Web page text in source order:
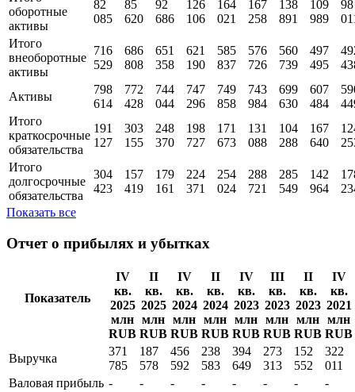
оборотные
активы
82
085
85
620
92
686
126
106
164
021
167
258
138
891
109
989
98
Итого
внеоборотные
активы
716
529
686
808
651
358
621
190
585
837
576
726
560
739
497
495
Активы
798
614
772
428
744
044
747
296
749
858
743
984
699
630
607
484
Итого
краткосрочные
обязательства
191
127
303
155
248
370
198
727
171
673
131
088
104
288
167
640
Итого
долгосрочные
обязательства
304
423
157
419
179
161
224
371
254
024
288
721
285
549
142
964
Показать все
Отчет о прибылях и убытках
Показатель
IV
кв.
2025
млн
RUB
II
кв.
2025
млн
RUB
IV
кв.
2024
млн
RUB
II
кв.
2024
млн
RUB
IV
кв.
2023
млн
RUB
III
кв.
2023
млн
RUB
II
кв.
2023
млн
RUB
IV
кв.
2021
млн
RUB
Выручка
371
785
187
578
456
592
238
583
394
649
273
313
152
552
322
011
Валовая прибыль - - - - - - -
-